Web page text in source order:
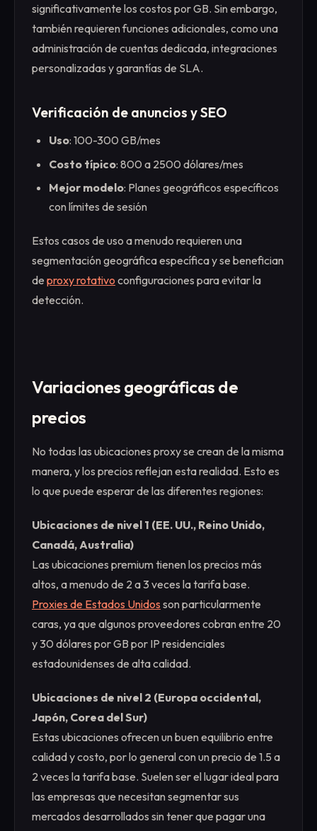
significativamente los costos por GB. Sin embargo,
también requieren funciones adicionales, como una
administración de cuentas dedicada, integraciones
personalizadas y garantías de SLA.
Verificación de anuncios y SEO
Uso: 100-300 GB/mes
Costo típico: 800 a 2500 dólares/mes
Mejor modelo: Planes geográficos específicos
con límites de sesión
Estos casos de uso a menudo requieren una
segmentación geográfica específica y se benefician
de proxy rotativo configuraciones para evitar la
detección.
Variaciones geográficas de
precios
No todas las ubicaciones proxy se crean de la misma
manera, y los precios reflejan esta realidad. Esto es
lo que puede esperar de las diferentes regiones:
Ubicaciones de nivel 1 (EE. UU., Reino Unido,
Canadá, Australia)
Las ubicaciones premium tienen los precios más
altos, a menudo de 2 a 3 veces la tarifa base.
Proxies de Estados Unidosson particularmente
caras, ya que algunos proveedores cobran entre 20
y 30 dólares por GB por IP residenciales
estadounidenses de alta calidad.
Ubicaciones de nivel 2 (Europa occidental,
Japón, Corea del Sur)
Estas ubicaciones ofrecen un buen equilibrio entre
calidad y costo, por lo general con un precio de 1.5 a
2 veces la tarifa base. Suelen ser el lugar ideal para
las empresas que necesitan segmentar sus
mercados desarrollados sin tener que pagar una